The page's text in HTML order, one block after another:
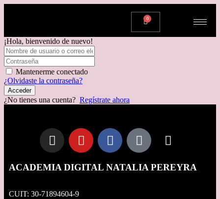
0
¡Hola, bienvenido de nuevo!
Mantenerme conectado
¿Olvidaste la contraseña?
Acceder
¿No tienes una cuenta? Regístrate ahora
ACADEMIA DIGITAL NATALIA PEREYRA
CUIT: 30-71894604-9